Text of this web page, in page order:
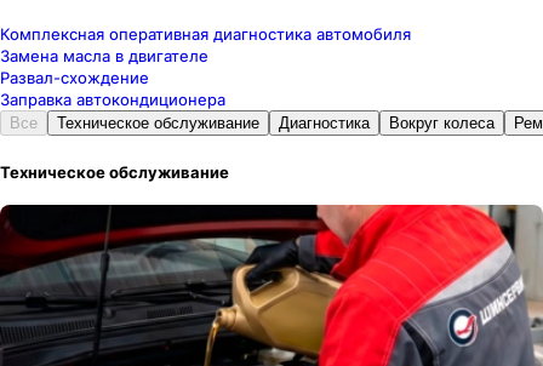
Комплексная оперативная диагностика автомобиля
Замена масла в двигателе
Развал-схождение
Заправка автокондиционера
Все Техническое обслуживание Диагностика Вокруг колеса
Техническое обслуживание